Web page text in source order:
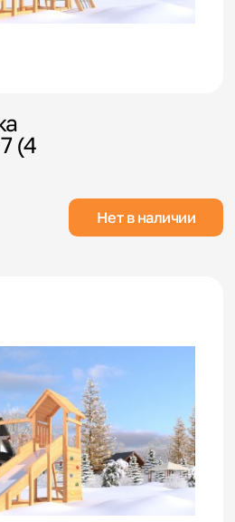
(4
Нет в наличии